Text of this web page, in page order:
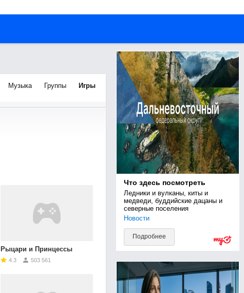
Музыка Группы Игры
Рыцари и Принцессы
4.3 503 561
Что здесь посмотреть
Ледники и вулканы, киты и
медведи, буддийские дацаны и
северные поселения
Новости
Подробнее